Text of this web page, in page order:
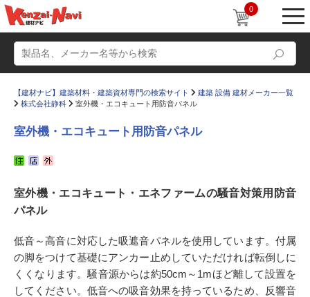
0
かたなび コラム
Q＆A 販売・施工代理店募集
お気に入り
【建材ナビ】建築材料・建築資材専門の検索サイト
建築 設備 建材メーカー一覧
株式会社静科
室外機・エコキュート用防音パネル
室外機・エコキュート用防音パネル
室外機・エコキュート・エネファームの騒音対策用防音
パネル
低音～高音に対応した吸遮音パネルを使用しています。付属
の脚をつけて基礎にアンカー止めしていただければ転倒しに
くくなります。騒音源からは約50cm～1mほど離して設置を
してください。低音への吸音効果を持っているため、反響音